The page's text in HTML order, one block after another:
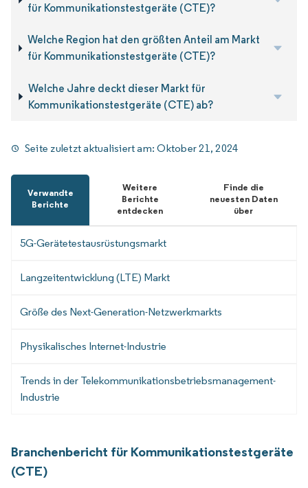
für Kommunikationstestgeräte (CTE)?
Welche Region hat den größten Anteil am Markt
für Kommunikationstestgeräte (CTE)?
Welche Jahre deckt dieser Markt für
Kommunikationstestgeräte (CTE) ab?
Seite zuletzt aktualisiert am:Oktober 21, 2024
Verwandte
Berichte
Weitere
Berichte
entdecken
Finde die
neuesten Daten
über
5G-Gerätetestausrüstungsmarkt
Langzeitentwicklung (LTE) Markt
Größe des Next-Generation-Netzwerkmarkts
Physikalisches Internet-Industrie
Trends in der Telekommunikationsbetriebsmanagement-
Industrie
Branchenbericht für Kommunikationstestgeräte
(CTE)